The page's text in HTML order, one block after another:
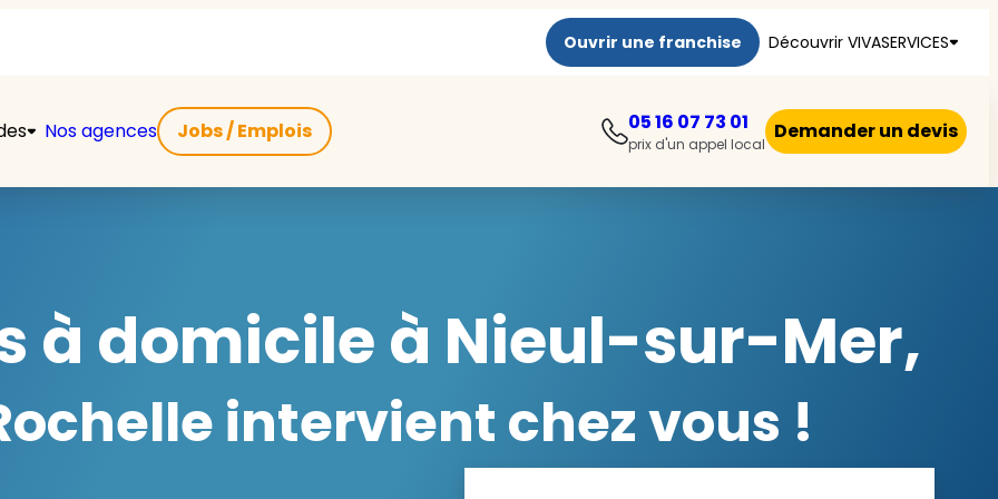
Ouvrir une franchise Découvrir VIVASERVICES
Nos agences Jobs / Emplois 05 16 07 73 01
prix d'un appel local
Demander un devis
à domicile à Nieul-sur-Mer,
Rochelle intervient chez vous !